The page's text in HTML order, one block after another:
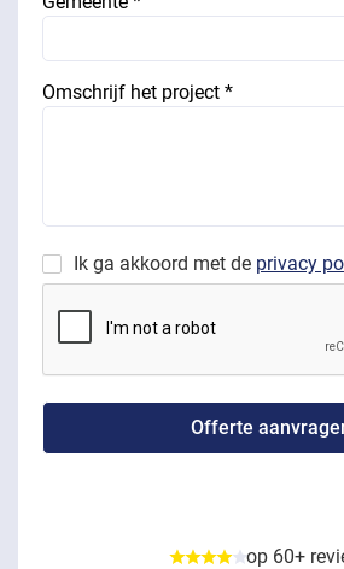
Omschrijf het project *
Ik ga akkoord met de privacy
op 60+